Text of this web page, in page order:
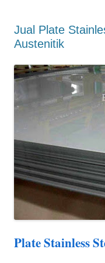
Jual Plate
Austenitik
Plate Stainless